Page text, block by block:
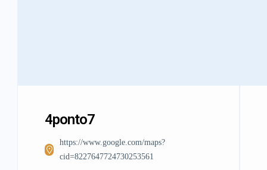
4ponto7
https://www.google.com/maps?
cid=8227647724730253561